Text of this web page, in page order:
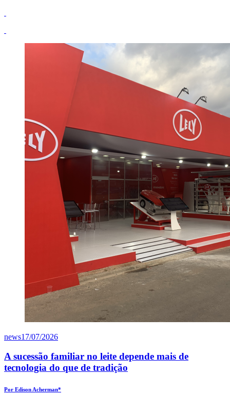
news17/07/2026
A sucessão familiar no leite depende mais de
tecnologia do que de tradição
Por Edison Acherman*